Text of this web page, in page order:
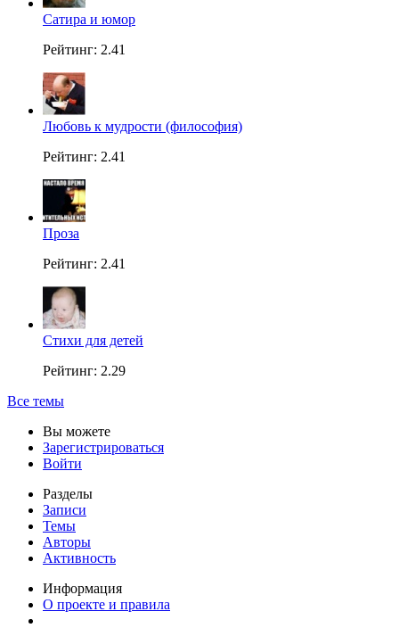
Сатира и юмор
Рейтинг: 2.41
Любовь к мудрости (философия)
Рейтинг: 2.41
Проза
Рейтинг: 2.41
Стихи для детей
Рейтинг: 2.29
Все темы
Вы можете
Зарегистрироваться
Войти
Разделы
Записи
Темы
Авторы
Активность
Информация
О проекте и правила